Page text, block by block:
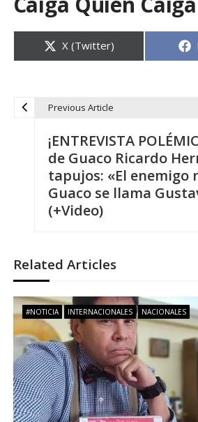
Compartir
en
X (Twitter)
g
a
c
i
ó
Previous Article
¡ENTREVISTA
de Guaco Ricardo
tapujos: «El enemigo
Guaco se llama
(+Video)
Related Articles
#NOTICIA INTERNACIONALES NACIONALES